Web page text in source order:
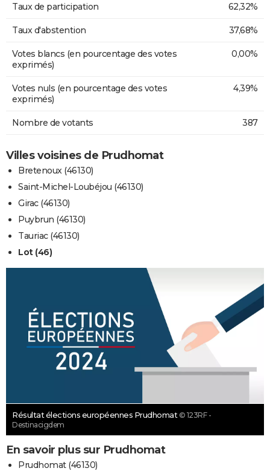
Taux de participation 62,32%
Taux d'abstention 37,68%
Votes blancs (en pourcentage des votes
exprimés)
0,00%
Votes nuls (en pourcentage des votes
exprimés)
4,39%
Nombre de votants 387
Villes voisines de Prudhomat
Bretenoux (46130)
Saint-Michel-Loubéjou (46130)
Girac (46130)
Puybrun (46130)
Tauriac (46130)
Lot (46)
Résultat élections européennes Prudhomat © 123RF -
Destinacigdem
En savoir plus sur Prudhomat
Prudhomat (46130)